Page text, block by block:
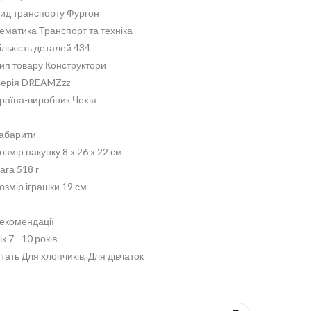
транспорту Фургон
Транспорт та техніка
деталей 434
товару Конструктори
DREAMZzz
виробник Чехія
пакунку 8 x 26 x 22 см
518 г
іграшки 19 см
7 - 10 років
Для хлопчиків, Для дівчаток